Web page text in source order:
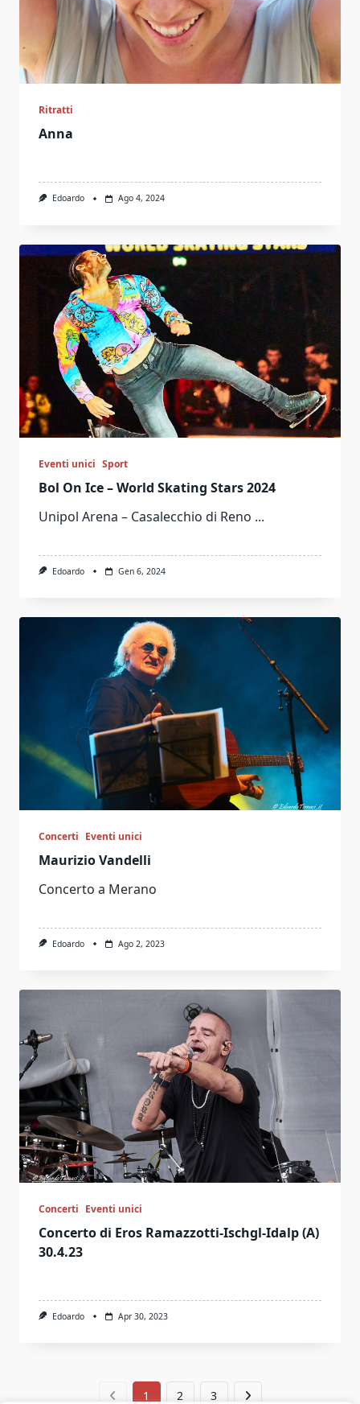
Ritratti
Anna
Edoardo Ago 4, 2024
Eventi unici Sport
Bol On Ice – World Skating Stars 2024
Unipol Arena – Casalecchio di Reno ...
Edoardo Gen 6, 2024
Concerti Eventi unici
Maurizio Vandelli
Concerto a Merano
Edoardo Ago 2, 2023
Concerti Eventi unici
Concerto di Eros Ramazzotti-Ischgl-Idalp (A)
30.4.23
Edoardo Apr 30, 2023
1 2 3